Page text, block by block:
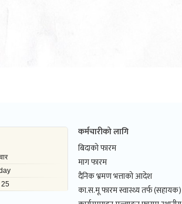
कर्मचारीको लागि
बिदाको फारम
माग फारम
दैनिक भ्रमण भत्ताको आदेश
का.स.मू फारम स्वास्थ्य तर्फ (सहायक)